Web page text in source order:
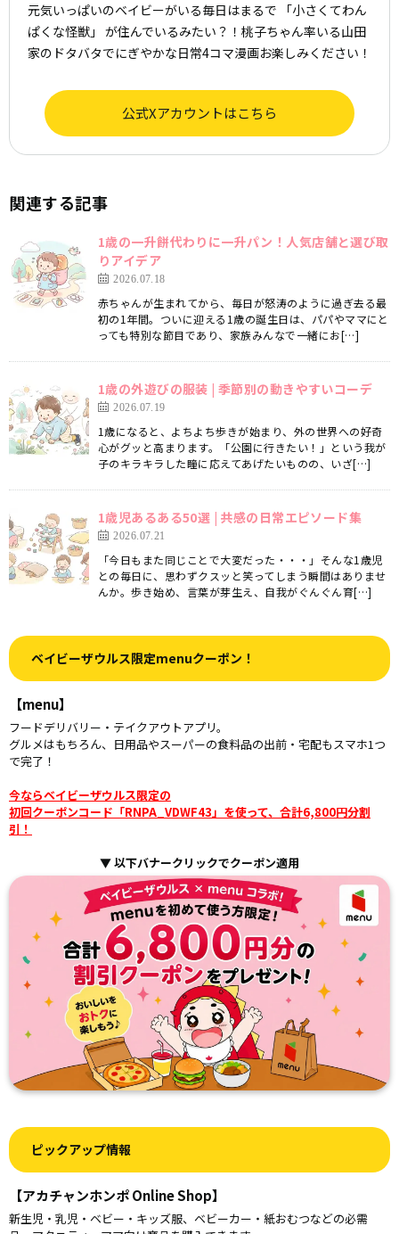
元気いっぱいのベイビーがいる毎日はまるで 「小さくてわん
ぱくな怪獣」 が住んでいるみたい？！桃子ちゃん率いる山田
家のドタバタでにぎやかな日常4コマ漫画お楽しみください！
公式Xアカウントはこちら
関連する記事
1歳の一升餅代わりに一升パン！人気店舗と選び取
りアイデア
2026.07.18
赤ちゃんが生まれてから、毎日が怒涛のように過ぎ去る最
初の1年間。ついに迎える1歳の誕生日は、パパやママにと
っても特別な節目であり、家族みんなで一緒にお[…]
1歳の外遊びの服装 | 季節別の動きやすいコーデ
2026.07.19
1歳になると、よちよち歩きが始まり、外の世界への好奇
心がグッと高まります。「公園に行きたい！」という我が
子のキラキラした瞳に応えてあげたいものの、いざ[…]
1歳児あるある50選 | 共感の日常エピソード集
2026.07.21
「今日もまた同じことで大変だった・・・」そんな1歳児
との毎日に、思わずクスッと笑ってしまう瞬間はありませ
んか。歩き始め、言葉が芽生え、自我がぐんぐん育[…]
ベイビーザウルス限定menuクーポン！
【menu】
フードデリバリー・テイクアウトアプリ。
グルメはもちろん、日用品やスーパーの食料品の出前・宅配もスマホ1つ
で完了！
今ならベイビーザウルス限定の
初回クーポンコード「RNPA_VDWF43」を使って、合計6,800円分割
引！
▼ 以下バナークリックでクーポン適用
ピックアップ情報
【アカチャンホンポ Online Shop】
新生児・乳児・ベビー・キッズ服、ベビーカー・紙おむつなどの必需